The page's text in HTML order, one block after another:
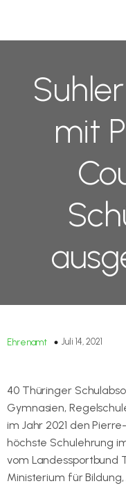
mit
Ehrenamt Juli 14, 2021
40 Thüringer
Gymnasien,
im Jahr 2021 den
höchste Schulehrung
vom Landessportbund
Ministerium für